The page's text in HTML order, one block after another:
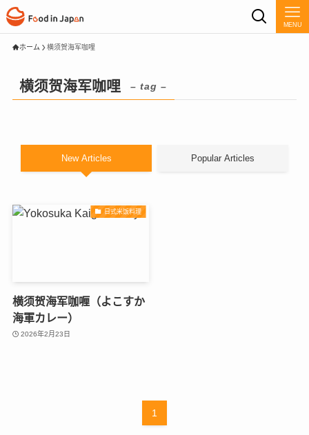
MENU
ホーム 横须贺海军咖哩
横须贺海军咖哩 – tag –
New Articles Popular Articles
日式米饭料理
横须贺海军咖喱（よこすか
海軍カレー）
2026年2月23日
1